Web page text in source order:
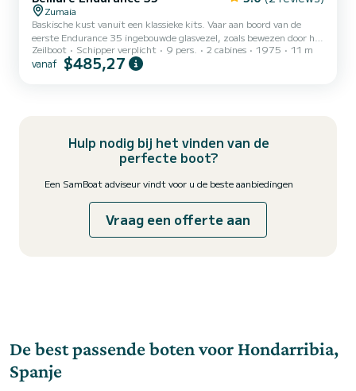
Zumaia
Baskische kust vanuit een klassieke kits. Vaar aan boord van de
eerste Endurance 35 ingebouwde glasvezel, zoals bewezen door het
eigendomscertificaat nr. 001.
Zeilboot Schipper verplicht 9 pers. 2 cabines 1975 11 m
vanaf $485,27
Hulp nodig bij het vinden van de
perfecte boot?
Een SamBoat adviseur vindt voor u de beste aanbiedingen
Vraag een offerte aan
De best passende boten voor Hondarribia,
Spanje